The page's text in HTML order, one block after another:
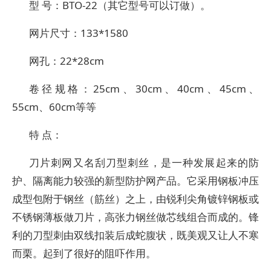
型 号：BTO-22（其它型号可以订做）。
网片尺寸：133*1580
网孔：22*28cm
卷径规格：25cm、30cm、40cm、45cm、
55cm、60cm等等
特 点：
刀片刺网又名刮刀型刺丝，是一种发展起来的防
护、隔离能力较强的新型防护网产品。它采用钢板冲压
成型包附于钢丝（筋丝）之上，由锐利尖角镀锌钢板或
不锈钢薄板做刀片，高张力钢丝做芯线组合而成的。锋
利的刀型刺由双线扣装后成蛇腹状，既美观又让人不寒
而栗。起到了很好的阻吓作用。